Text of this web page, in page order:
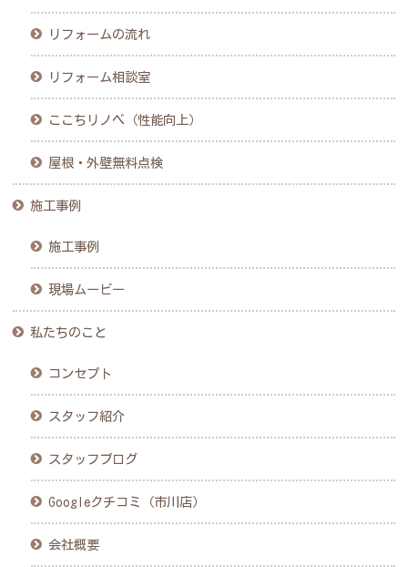
リフォームの流れ
リフォーム相談室
ここちリノベ（性能向上）
屋根・外壁無料点検
施工事例
施工事例
現場ムービー
私たちのこと
コンセプト
スタッフ紹介
スタッフブログ
Googleクチコミ（市川店）
会社概要